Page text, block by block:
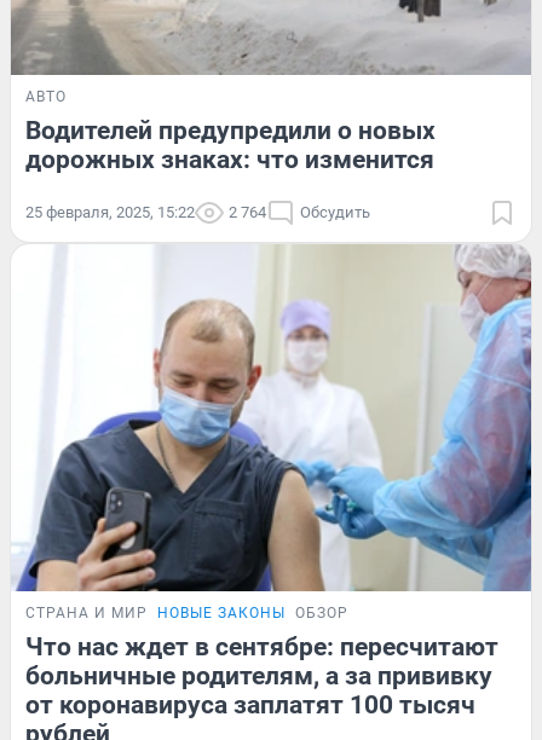
АВТО
Водителей предупредили о новых
дорожных знаках: что изменится
25 февраля, 2025, 15:22 2 764 Обсудить
СТРАНА И МИР НОВЫЕ ЗАКОНЫ ОБЗОР
Что нас ждет в сентябре: пересчитают
больничные родителям, а за прививку
от коронавируса заплатят 100 тысяч
рублей